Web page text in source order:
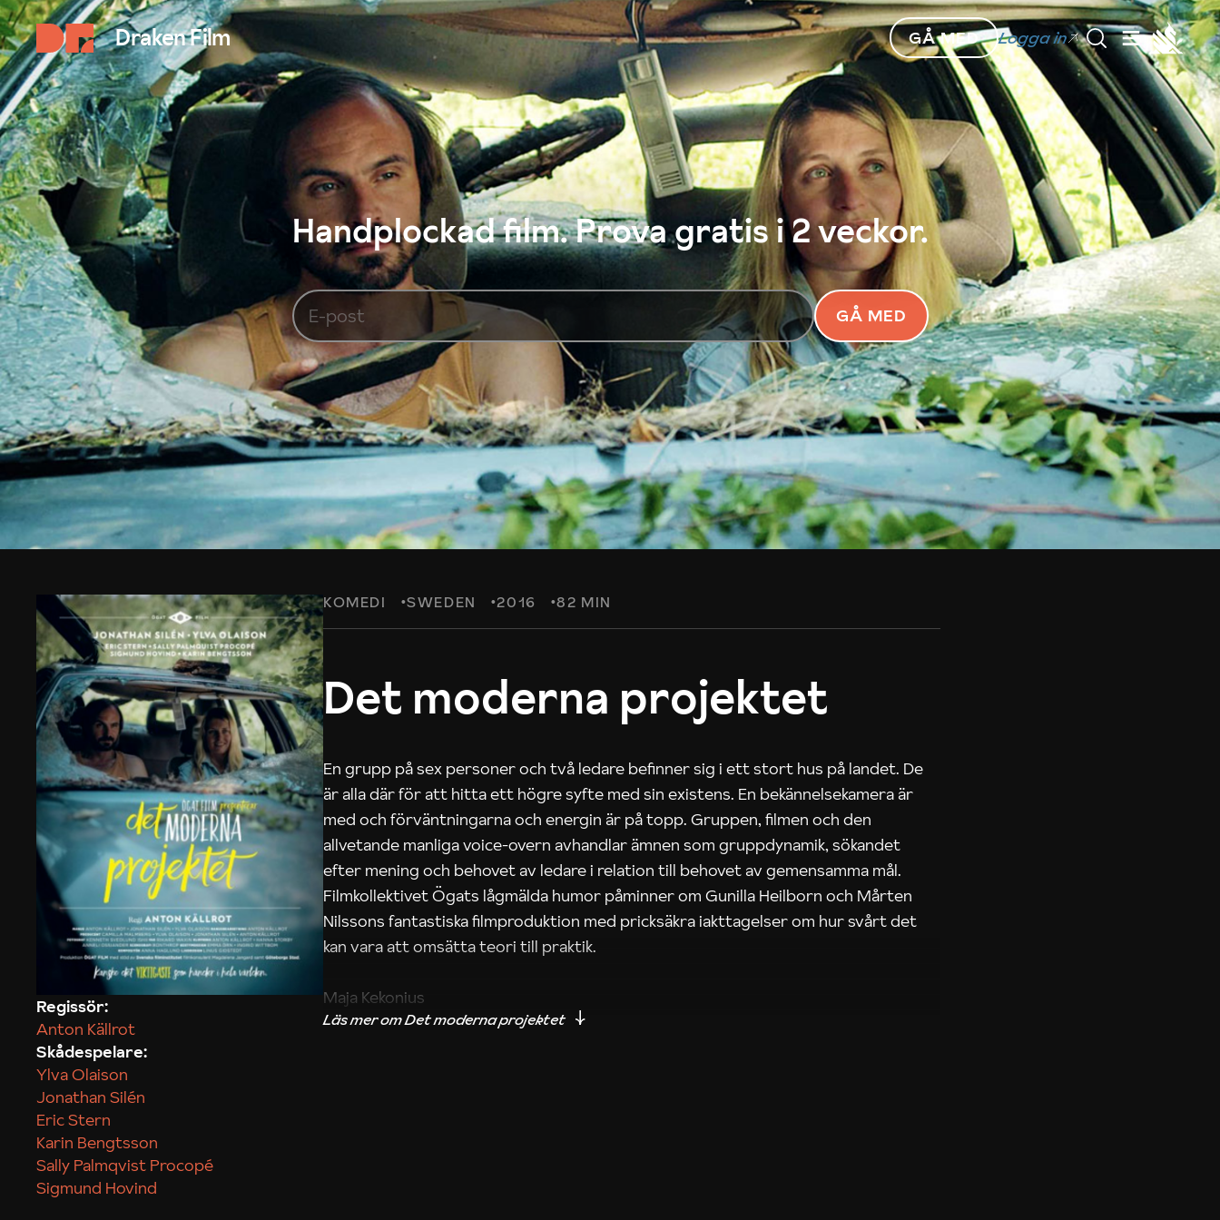
Draken Film GÅ MED Logga in
Handplockad film. Prova gratis i 2 veckor.
GÅ MED
KOMEDI SWEDEN 2016 82 MIN
Det moderna projektet
En grupp på sex personer och två ledare befinner sig i ett stort hus på landet. De
är alla där för att hitta ett högre syfte med sin existens. En bekännelsekamera är
med och förväntningarna och energin är på topp. Gruppen, filmen och den
allvetande manliga voice-overn avhandlar ämnen som gruppdynamik, sökandet
efter mening och behovet av ledare i relation till behovet av gemensamma mål.
Filmkollektivet Ögats lågmälda humor påminner om Gunilla Heilborn och Mårten
Nilssons fantastiska filmproduktion med pricksäkra iakttagelser om hur svårt det
kan vara att omsätta teori till praktik.
Maja Kekonius
Regissör:
Anton Källrot
Skådespelare:
Ylva Olaison
Jonathan Silén
Eric Stern
Karin Bengtsson
Sally Palmqvist Procopé
Sigmund Hovind